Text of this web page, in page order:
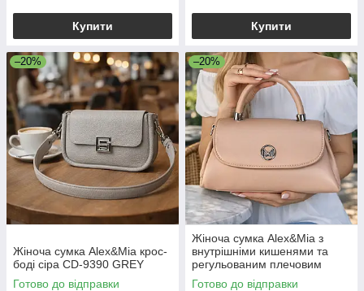
Купити Купити
–20%
Жіноча сумка Alex&Mia крос-
боді сіра CD-9390 GREY
Готово до відправки
–20%
Жіноча сумка Alex&Mia з
внутрішніми кишенями та
регульованим плечовим
ременем рожева
Готово до відправки